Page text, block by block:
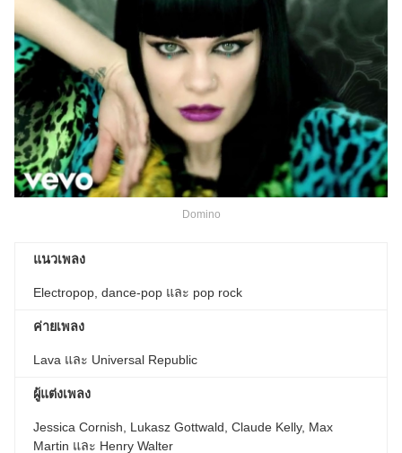
Domino
แนวเพลง
Electropop, dance-pop และ pop rock
ค่ายเพลง
Lava และ Universal Republic
ผู้แต่งเพลง
Jessica Cornish, Lukasz Gottwald, Claude Kelly, Max
Martin และ Henry Walter